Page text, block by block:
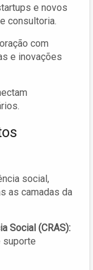
e novos
consultoria.
com
e inovações
social,
as camadas da
Social (CRAS):
suporte